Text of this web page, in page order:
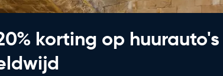
korting op huurauto's